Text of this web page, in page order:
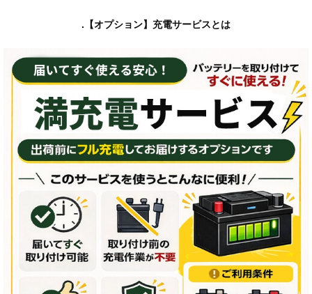
.【オプション】充電サービスとは